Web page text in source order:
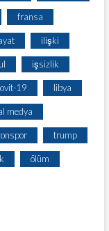
fransa
ilişki
işsizlik
19 libya
medya
trump
ölüm